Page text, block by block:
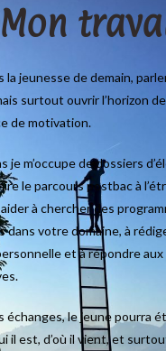
Mon
la jeunesse de demain,
surtout ouvrir l’horizon
de motivation.
je m’occupe de dossiers
le parcours postbac à
à chercher des
dans votre domaine, à
et à répondre
échanges, le jeune pourra
il est, d’où il vient, et